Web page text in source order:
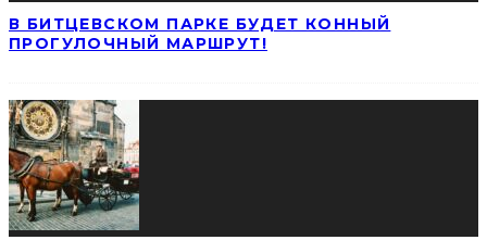
В БИТЦЕВСКОМ ПАРКЕ БУДЕТ КОННЫЙ
ПРОГУЛОЧНЫЙ МАРШРУТ!